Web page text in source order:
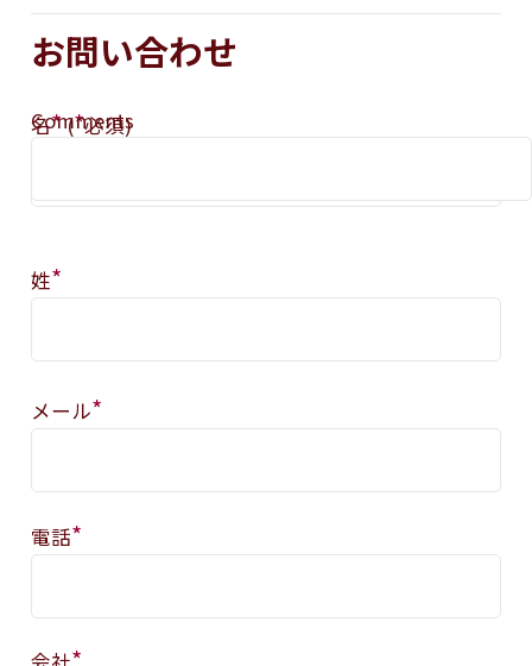
お問い合わせ
Comments
名*(*必須)
姓*
メール*
電話*